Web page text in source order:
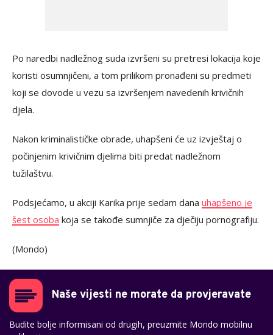
Po naredbi nadležnog suda izvršeni su pretresi lokacija koje
koristi osumnjičeni, a tom prilikom pronađeni su predmeti
koji se dovode u vezu sa izvršenjem navedenih krivičnih
djela.
Nakon kriminalističke obrade, uhapšeni će uz izvještaj o
počinjenim krivičnim djelima biti predat nadležnom
tužilaštvu.
Podsjećamo, u akciji Karika prije sedam dana uhapšeno je
šest osoba koja se takođe sumnjiče za dječiju pornografiju.
(Mondo)
Naše vijesti ne morate da provjeravate
Budite bolje informisani od drugih, preuzmite Mondo mobilnu